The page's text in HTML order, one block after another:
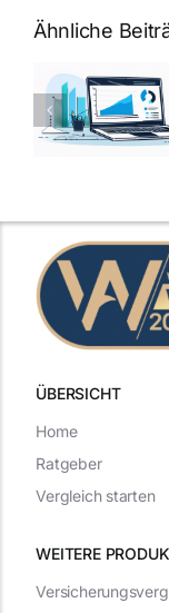
Ähnliche
ÜBERSICHT
WEITERE
Home
Ratgeber
Vergleich starten